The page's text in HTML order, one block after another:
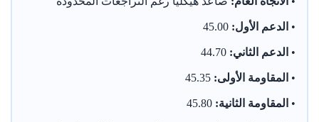
• الدعم الأول:
• الدعم الثاني:
• المقاومة الأولى:
• المقاومة الثانية: